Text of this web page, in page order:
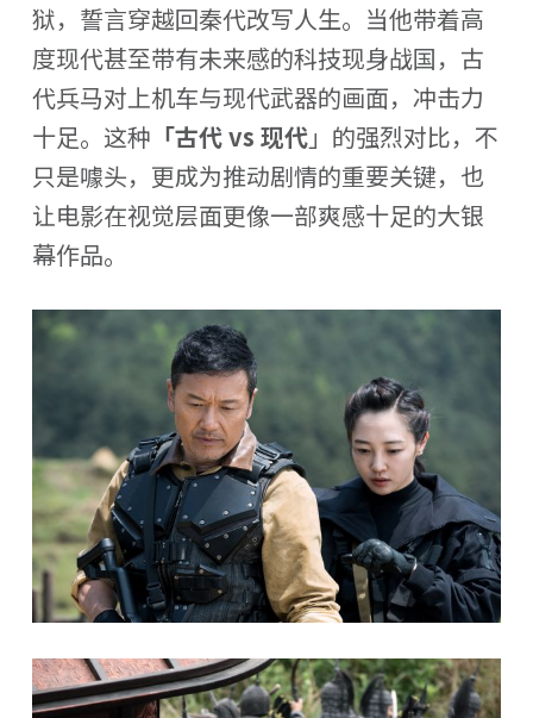
狱，誓言穿越回秦代改写人生。当他带着高
度现代甚至带有未来感的科技现身战国，古
代兵马对上机车与现代武器的画面，冲击力
十足。这种 「古代 vs 现代」的强烈对比，不
只是噱头，更成为推动剧情的重要关键，也
让电影在视觉层面更像一部爽感十足的大银
幕作品。